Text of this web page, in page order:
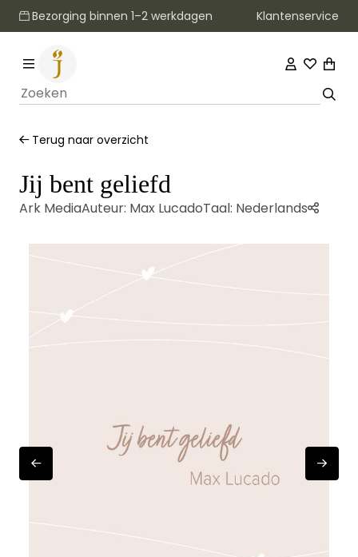
Bezorging binnen 1–2 werkdagen Klantenservice
Terug naar overzicht
Jij bent geliefd
Ark MediaAuteur: Max LucadoTaal: Nederlands